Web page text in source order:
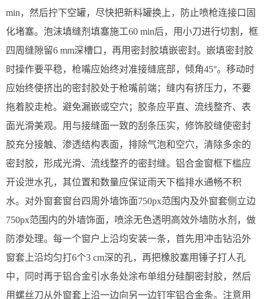
min，然后拧下空罐，尽快把新料罐换上，防止喷枪连接口固
化堵塞。泡沫填缝剂填塞施工60 min后，用小刀进行切割，框
四周缝隙留6 mm深槽口，再用密封胶填嵌密封。嵌填密封胶
时操作要平稳，枪嘴应始终对准接缝底部，倾角45°。移动时
应始终使挤出的密封胶处于枪嘴前端；缝内有挤压力，不要
拖着胶走枪。避免漏嵌或空穴；胶条应平直、流线整齐、表
面光滑美观。用与接缝面一致的刮条压实，修饰胶缝使密封
胶充分接触、渗透结构表面，排除气泡和空穴，清除多余的
密封胶，形成光滑、流线整齐的密封缝。铝合金窗框下槛应
开设泄水孔，其位置和数量应保证雨天下槛排水通畅不积
水。对外窗套窗台四周外墙饰面750px范围内及外窗套侧立边
750px范围内的外墙饰面，喷涂无色透明高效外墙防水剂，做
防渗处理。每一个窗户上沿均安装一条，首先用冲击钻沿外
窗套上沿均匀打6个3 cm深的孔，再把橡胶塞用锤子打人孔
中，同时再于铝合金引水条处涂布单组分硅酮密封胶，然后
用螺丝刀从外窗套上沿一边向另一边钉牢铝合金条。注意用